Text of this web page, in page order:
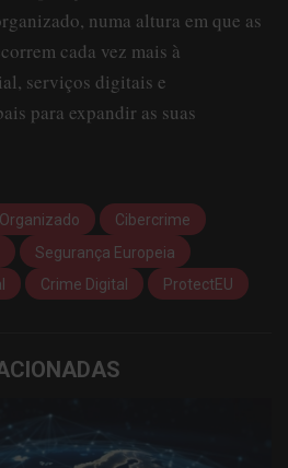
numa altura em que as
cada vez mais à
serviços digitais e
para expandir as suas
Cibercrime
Segurança Europeia
Crime Digital ProtectEU